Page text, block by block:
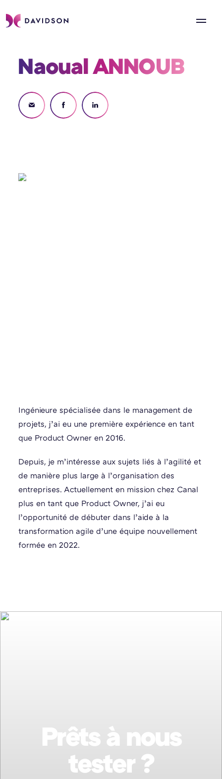
Naoual ANNOUB
Ingénieure spécialisée dans le management de
projets, j’ai eu une première expérience en tant
que Product Owner en 2016.
Depuis, je m’intéresse aux sujets liés à l’agilité et
de manière plus large à l’organisation des
entreprises. Actuellement en mission chez Canal
plus en tant que Product Owner, j’ai eu
l’opportunité de débuter dans l’aide à la
transformation agile d’une équipe nouvellement
formée en 2022.
Prêts à nous
tester ?